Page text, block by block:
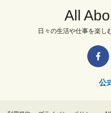
All
日々の生活や仕事を楽し
公